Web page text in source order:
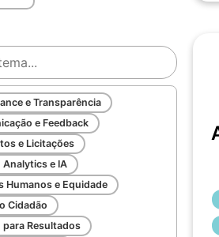
e Transparência
e Feedback
e Licitações
Analytics e IA
Humanos e Equidade
Cidadão
para Resultados